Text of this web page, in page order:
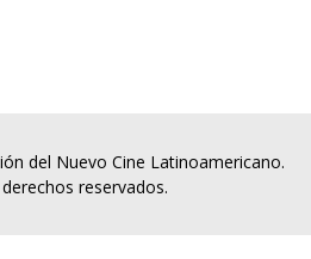
del Nuevo Cine Latinoamericano.
reservados.